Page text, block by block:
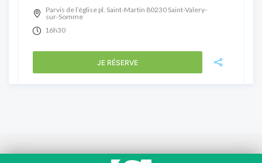
Parvis de l’église pl. Saint-Martin 80230 Saint-Valery-
sur-Somme
16h30
JE RÉSERVE